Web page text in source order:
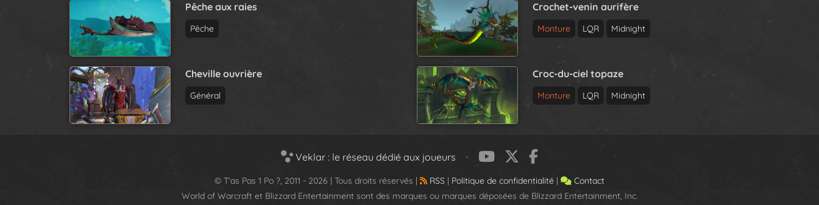
Pêche aux raies
Pêche
Cheville ouvrière
Général
Crochet-venin aurifère
Monture LQR Midnight
Croc-du-ciel topaze
Monture LQR Midnight
Veklar : le réseau dédié aux joueurs •
© T'as Pas 1 Po ?, 2011 - 2026 | Tous droits réservés | RSS | Politique de confidentialité |
Contact
World of Warcraft et Blizzard Entertainment sont des marques ou marques déposées de Blizzard Entertainment, Inc.